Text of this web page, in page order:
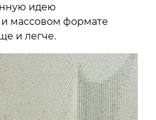
идею
массовом формате
и легче.